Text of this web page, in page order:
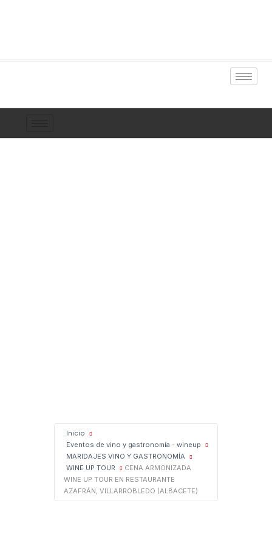
Inicio
Eventos de vino y gastronomía - wineup
MARIDAJES VINO Y GASTRONOMÍA
WINE UP TOUR
CENA ARMONIZADA
WINE UP TOUR EN RESTAURANTE
AZAFRÁN, VILLARROBLEDO (ALBACETE)